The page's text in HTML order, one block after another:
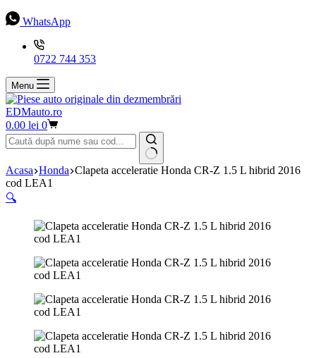
WhatsApp
0722 744 353
Menu
EDMauto.ro
Coș
de
cumpărături
0.00 lei 0
Niciun
rezultat
Acasa Honda Clapeta acceleratie Honda CR-Z 1.5 L hibrid 2016
cod LEA1
🔍